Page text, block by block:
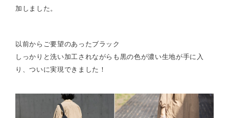
加しました。
以前からご要望のあったブラック
しっかりと洗い加工されながらも黒の色が濃い生地が手に入
り、ついに実現できました！